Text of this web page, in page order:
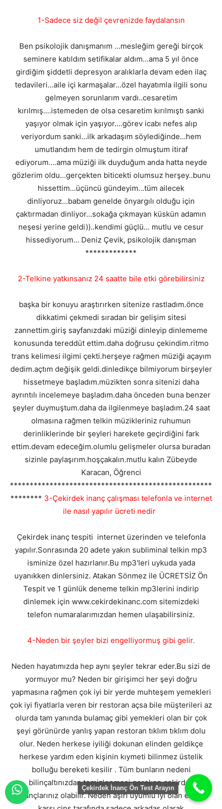
1-Sadece siz değil çevrenizde faydalansın
Ben psikolojik danışmanım ...mesleğim gereği birçok
seminere katıldım setifikalar aldım...ama 5 yıl önce
girdiğim şiddetli depresyon aralıklarla devam eden ilaç
tedavileri...aile içi karmaşalar...özel hayatımla ilgili sonu
gelmeyen sorunlarım vardı..cesaretim
kırılmış....istemeden de olsa cesaretim kırılmıştı sanki
yaşıyor olmak için yaşıyor....görev icabı nefes alıp
veriyordum sanki...ilk arkadaşım söylediğinde...hem
umutlandım hem de tedirgin olmuştum itiraf
ediyorum....ama müziği ilk duyduğum anda hatta neyde
gözlerim oldu...gerçekten biticekti olumsuz herşey..bunu
hissettim...üçüncü gündeyim...tüm ailecek
dinliyoruz...babam genelde önyargılı olduğu için
çaktırmadan dinliyor...sokağa çıkmayan küskün adamın
neşesi yerine geldi))..kendimi güçlü... mutlu ve cesur
hissediyorum... Deniz Çevik, psikolojik danışman
*************
2-Telkine yatkınsanız 24 saatte bile etki görebilirsiniz
başka bir konuyu araştırırken sitenize rastladım.önce
dikkatimi çekmedi sıradan bir gelişim sitesi
zannettim.giriş sayfanızdaki müziği dinleyip dinlememe
konusunda tereddüt ettim.daha doğrusu çekindim.ritmo
trans kelimesi ilgimi çekti.herşeye rağmen müziği açayım
dedim.açtım değişik geldi.dinledikçe bilmiyorum birşeyler
hissetmeye başladım.müzikten sonra sitenizi daha
ayrıntılı incelemeye başladım.daha önceden buna benzer
şeyler duymuştum.daha da ilgilenmeye başladım.24 saat
olmasına rağmen telkin müzikleriniz ruhumun
derinliklerinde bir şeyleri harekete geçirdiğini fark
ettim.devam edeceğim.olumlu gelişmeler olursa buradan
sizinle paylaşırım.hoşçakalın.mutlu kalın Zübeyde
Karacan, Öğrenci
***************************************************
******** 3-Çekirdek inanç çalışması telefonla ve internet
ile nasıl yapılır ücreti nedir
Çekirdek inanç tespiti internet üzerinden ve telefonla
yapılır.Sonrasında 20 adete yakın subliminal telkin mp3
isminize özel hazırlanır.Bu mp3'leri uykuda yada
uyanıkken dinlersiniz. Atakan Sönmez ile ÜCRETSİZ Ön
Tespit ve 1 günlük deneme telkin mp3lerini indirip
dinlemek için www.cekirdekinanc.com sitemizdeki
telefon numaralarımızdan hemen ulaşabilirsiniz.
4-Neden bir şeyler bizi engelliyormuş gibi gelir.
Neden hayatımızda hep aynı şeyler tekrar eder.Bu sizi de
yormuyor mu? Neden bir girişimci her şeyi doğru
yapmasına rağmen çok iyi bir yerde muhteşem yemekleri
çok iyi fiyatlarla veren bir restoran açsa bile müşterileri az
olurda tam yanında bulamaç gibi yemekleri olan bir çok
şeyi görünürde yanlış yapan restoran tıklım tıklım dolu
olur. Neden herkese iyiliği dokunan elinden geldikçe
herkese yardım eden kişinin kıymeti bilinmez üstelik
bolluğu bereketi kesilir . Tüm bunların nedeni
bilinçaltınızdan temizlenmesi gereken çekirdek
inançlarınız olabilir. Neden aşırı uyumlu iyi olan erkek
Çekirdek İnanç Ön Test Arayın